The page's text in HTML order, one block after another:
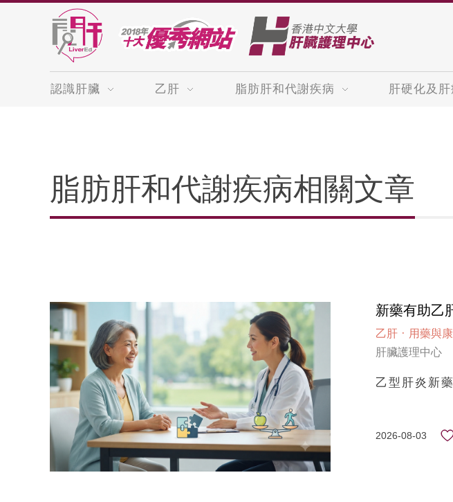
認識肝臟 乙肝 脂肪肝和代謝疾病 肝硬化及肝
脂肪肝和代謝疾病相關文章
新藥有助乙
乙肝 · 用藥與
肝臟護理中心
乙型肝炎新
2026-08-03